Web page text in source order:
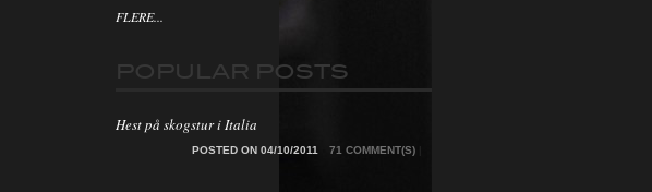
FLERE...
POPULAR POSTS
Hest på skogstur i Italia
71 COMMENT(S)
POSTED ON 04/10/2011